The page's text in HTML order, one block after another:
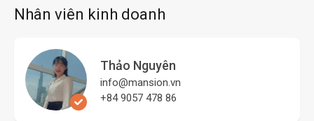
Nhân viên kinh doanh
Thảo Nguyên
info@mansion.vn
+84 9057 478 86